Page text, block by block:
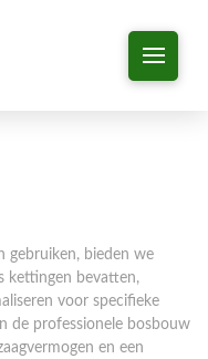
gebruiken, bieden we
kettingen bevatten,
voor specifieke
de professionele bosbouw
en een